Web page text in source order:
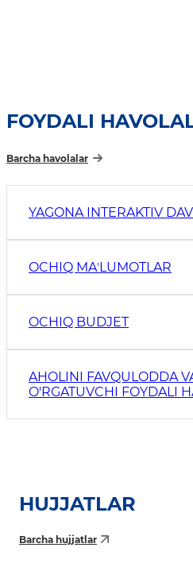
FOYDALI
Barcha havolalar
YAGONA INTERAKTIV
OCHIQ MAʼLUMOTLAR
OCHIQ BUDJET
AHOLINI FAVQULODDA
O'RGATUVCHI FOYDALI
HUJJATLAR
Barcha hujjatlar